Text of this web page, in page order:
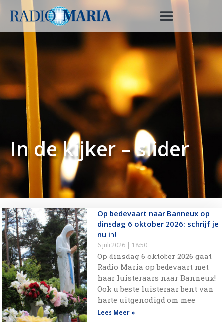
In de kijker – slider
Op bedevaart naar Banneux op
dinsdag 6 oktober 2026: schrijf je
nu in!
6 juli 2026 18:50
Op dinsdag 6 oktober 2026 gaat
Radio Maria op bedevaart met
haar luisteraars naar Banneux!
Ook u beste luisteraar bent van
harte uitgenodigd om mee
Lees Meer »